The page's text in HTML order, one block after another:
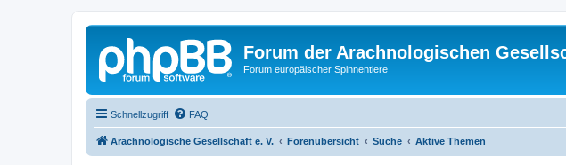
Forum der Arachnologischen
Forum europäischer Spinnentiere
Schnellzugriff FAQ
Arachnologische Gesellschaft e. V. Forenübersicht Suche Aktive Themen